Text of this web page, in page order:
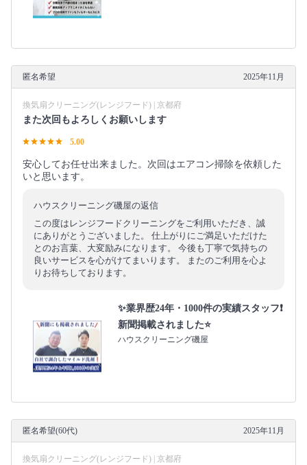
匿名希望 2025年11月
換気扇クリーニング(レンジフード) | 京都府
また次回もよろしくお願いします
5.00
安心してお任せ出来ました。次回はエアコン掃除を依頼した
いと思います。
ハウスクリーニング磯屋の返信
この度はレンジフードクリーニングをご利用いただき、誠
にありがとうございました。 仕上がりにご満足いただけた
とのお言葉、大変励みになります。 今後も丁寧で気持ちの
良いサービスを心がけてまいります。 またのご利用を心よ
りお待ちしております。
✨業界歴24年・1000件の実績スタッフ❗️
新聞掲載されました⭐️
ハウスクリーニング磯屋
匿名希望(60代) 2025年11月
換気扇クリーニング(レンジフード) | 京都府